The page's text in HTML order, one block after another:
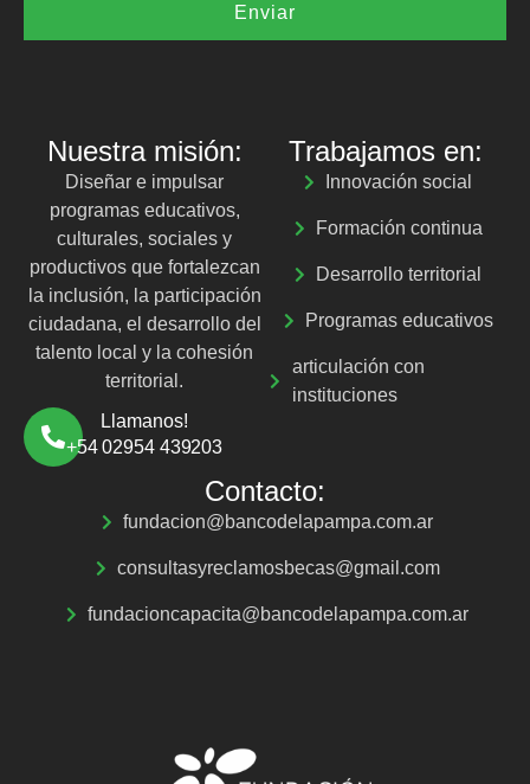
Enviar
Nuestra misión:
Diseñar e impulsar
programas educativos,
culturales, sociales y
productivos que fortalezcan
la inclusión, la participación
ciudadana, el desarrollo del
talento local y la cohesión
territorial.
Llamanos!
+54 02954 439203
Trabajamos en:
Innovación social
Formación continua
Desarrollo territorial
Programas educativos
articulación con
instituciones
Contacto:
fundacion@bancodelapampa.com.ar
consultasyreclamosbecas@gmail.com
fundacioncapacita@bancodelapampa.com.ar